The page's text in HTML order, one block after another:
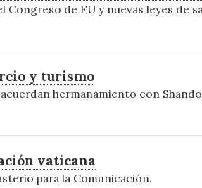
de EU y nuevas leyes de
y turismo
hermanamiento con
vaticana
para la Comunicación.